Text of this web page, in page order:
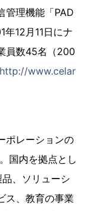
管理機能「PAD
12月11日にナ
員数45名（200
http://www.celar
ポレーションの
国内を拠点とし
、ソリューシ
ス、教育の事業